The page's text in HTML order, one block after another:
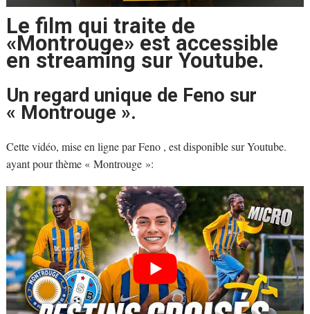
Le film qui traite de
«Montrouge» est accessible
en streaming sur Youtube.
Un regard unique de Feno sur
« Montrouge ».
Cette vidéo, mise en ligne par Feno , est disponible sur Youtube.
ayant pour thème « Montrouge »: